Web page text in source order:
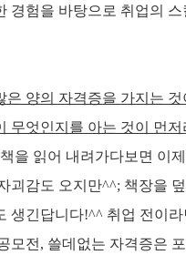
경험을 바탕으로 취업의
은 양의 자격증을 가지는
무엇인지를 아는 것이 먼
을 읽어 내려가다보면 이
괴감도 오지만^^; 책장을
생긴답니다!^^ 취업 전이라
모전, 쓸데없는 자격증은